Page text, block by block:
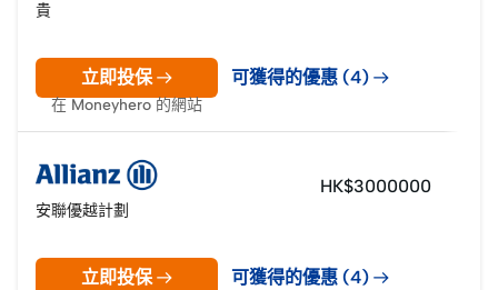
貴
可獲得的優惠 (4)
立即投保
在 Moneyhero 的網站
安聯優越計劃
HK$3000000
可獲得的優惠 (4)
立即投保